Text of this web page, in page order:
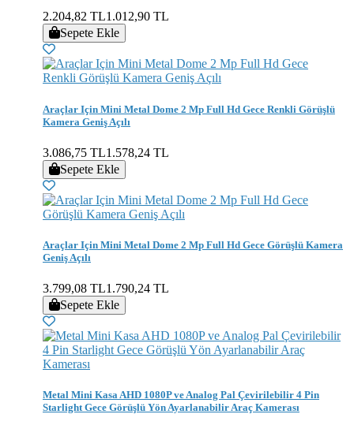
2.204,82 TL1.012,90 TL
Sepete Ekle
Araçlar Için Mini Metal Dome 2 Mp Full Hd Gece Renkli Görüşlü
Kamera Geniş Açılı
3.086,75 TL1.578,24 TL
Sepete Ekle
Araçlar Için Mini Metal Dome 2 Mp Full Hd Gece Görüşlü Kamera
Geniş Açılı
3.799,08 TL1.790,24 TL
Sepete Ekle
Metal Mini Kasa AHD 1080P ve Analog Pal Çevirilebilir 4 Pin
Starlight Gece Görüşlü Yön Ayarlanabilir Araç Kamerası